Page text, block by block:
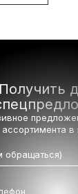
Получить
ассортимента в